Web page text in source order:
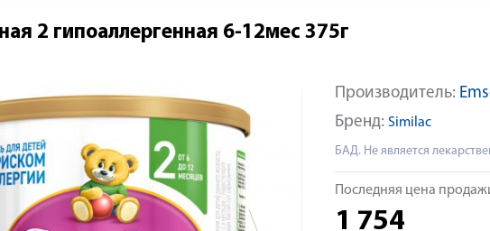
2 гипоаллергенная 6-12мес 375г
Яндекс Сплит
Производитель:
Бренд: Similac
БАД. Не является
Последняя цена
1 754